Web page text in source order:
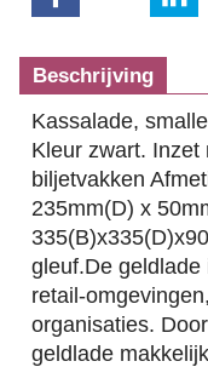
Beschrijving
Kassalade,
Kleur zwart.
biljetvakken
235mm(D) x
gleuf.De
retail-
organisaties.
geldlade